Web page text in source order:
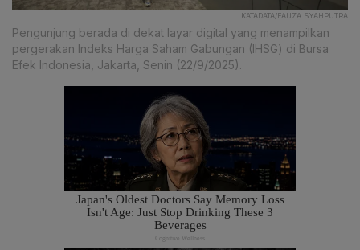
KATADATA/FAUZA SYAHPUTRA
Pengunjung berada di dekat layar digital yang menampilkan
pergerakan Indeks Harga Saham Gabungan (IHSG) di Bursa
Efek Indonesia, Jakarta, Senin (22/9/2025).